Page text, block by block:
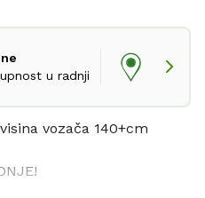
u radnji
vozača 140+cm